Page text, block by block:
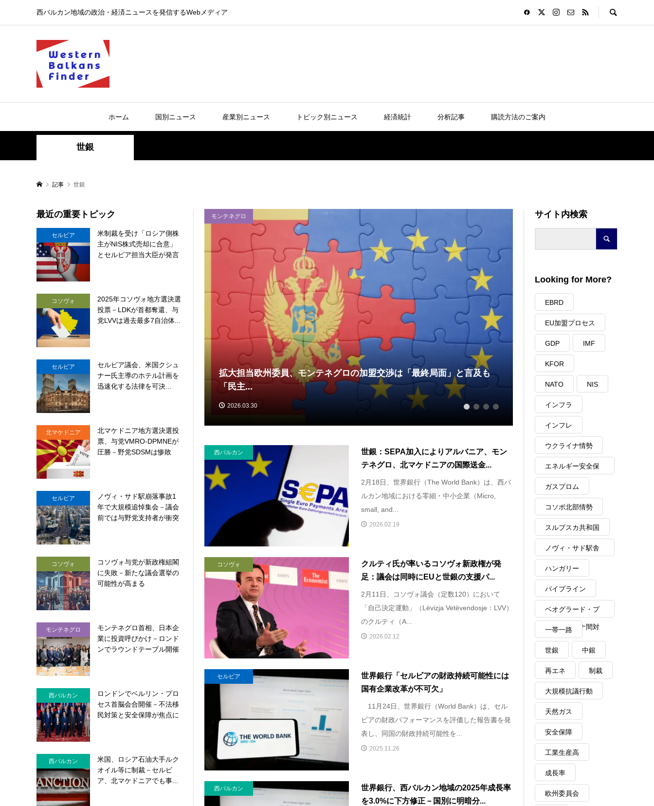
西バルカン地域の政治・経済ニュースを発信するWebメディア
ホーム 国別ニュース 産業別ニュース トピック別ニュース 経済統計 分析記事 購読方法のご案内
世銀
記事 世銀
トライカー装甲車17台を受領
モンテネグロ
拡大担当欧州委員、モンテネグロの加盟交渉は「最終局面」と言及も
「民主...
2026.03.30
コソヴォ
コソヴォが大企業の電力市場
2026.03.27
1 2 3 4
西バルカン
世銀：SEPA加入によりアルバニア、モン
テネグロ、北マケドニアの国際送金...
2月18日、世界銀行（The World Bank）は、西バ
ルカン地域における零細・中小企業（Micro,
small, and...
2026.02.19
コソヴォ
クルティ氏が率いるコソヴォ新政権が発
足：議会は同時にEUと世銀の支援パ...
2月11日、コソヴォ議会（定数120）において
「自己決定運動」（Lëvizja Vetëvendosje：LVV）
のクルティ（A...
2026.02.12
セルビア
世界銀行「セルビアの財政持続可能性には
国有企業改革が不可欠」
11月24日、世界銀行（World Bank）は、セル
ビアの財政パフォーマンスを評価した報告書を発
表し、同国の財政持続可能性を...
2025.11.26
西バルカン
世界銀行、西バルカン地域の2025年成長率
を3.0%に下方修正－国別に明暗分...
最近の重要トピック
セルビア
米制裁を受け「ロシア側株
主がNIS株式売却に合意」
とセルビア担当大臣が発言
コソヴォ
2025年コソヴォ地方選決選
投票－LDKが首都奪還、与
党LVVは過去最多7自治体...
セルビア
セルビア議会、米国クシュ
ナー氏主導のホテル計画を
迅速化する法律を可決...
北マケドニア
北マケドニア地方選決選投
票、与党VMRO-DPMNEが
圧勝－野党SDSMは惨敗
セルビア
ノヴィ・サド駅崩落事故1
年で大規模追悼集会－議会
前では与野党支持者が衝突
コソヴォ
コソヴォ与党が新政権組閣
に失敗－新たな議会選挙の
可能性が高まる
モンテネグロ
モンテネグロ首相、日本企
業に投資呼びかけ－ロンド
ンでラウンドテーブル開催
西バルカン
ロンドンでベルリン・プロ
セス首脳会合開催－不法移
民対策と安全保障が焦点に
西バルカン
米国、ロシア石油大手ルク
オイル等に制裁－セルビ
ア、北マケドニアでも事...
サイト内検索
Looking for More?
EBRD
EU加盟プロセス
GDP IMF
KFOR
NATO NIS
インフラ
インフレ
ウクライナ情勢
エネルギー安全保
障
ガスプロム
コソボ北部情勢
スルプスカ共和国
ノヴィ・サド駅舎
崩落事故
ハンガリー
パイプライン
ベオグラード・プ
リシュティナ間対
話
一帯一路
世銀 中銀
再エネ 制裁
大規模抗議行動
天然ガス
安全保障
工業生産高
成長率
欧州委員会